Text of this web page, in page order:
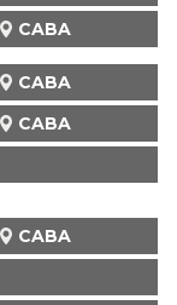
CABA
CABA
CABA
CABA